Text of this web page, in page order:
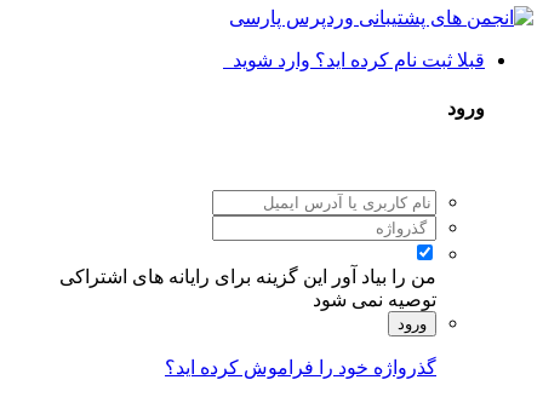
قبلا ثبت نام کرده اید؟ وارد شوید
ورود
من را بیاد آور
این گزینه برای رایانه های اشتراکی
توصیه نمی شود
ورود
گذرواژه خود را فراموش کرده اید؟